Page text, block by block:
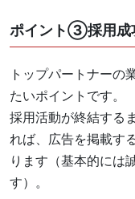
ポイント③採用成
トップパートナーの
たいポイントです。
採用活動が終結する
れば、広告を掲載す
ります（基本的には
す）。